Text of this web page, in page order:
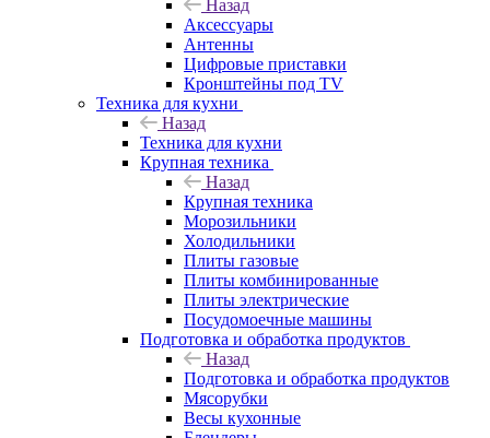
Назад
Аксессуары
Антенны
Цифровые приставки
Кронштейны под TV
Техника для кухни
Назад
Техника для кухни
Крупная техника
Назад
Крупная техника
Морозильники
Холодильники
Плиты газовые
Плиты комбинированные
Плиты электрические
Посудомоечные машины
Подготовка и обработка продуктов
Назад
Подготовка и обработка продуктов
Мясорубки
Весы кухонные